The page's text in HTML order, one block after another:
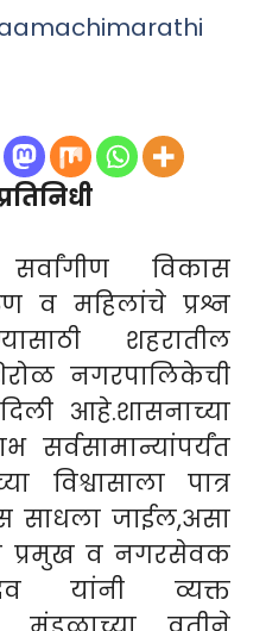
विकास
व महिलांचे प्रश्न
शहरातील
नगरपालिकेची
आहे.शासनाच्या
सर्वसामान्यांपर्यंत
विश्वासाला पात्र
साधला जाईल,असा
प्रमुख व नगरसेवक
यांनी व्यक्त